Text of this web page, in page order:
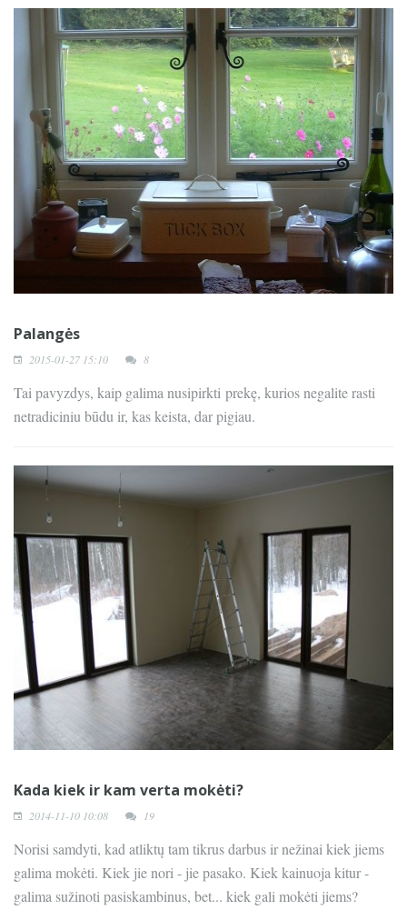
Palangės
2015-01-27 15:10 8
Tai pavyzdys, kaip galima nusipirkti prekę, kurios negalite rasti
netradiciniu būdu ir, kas keista, dar pigiau.
Kada kiek ir kam verta mokėti?
2014-11-10 10:08 19
Norisi samdyti, kad atliktų tam tikrus darbus ir nežinai kiek jiems
galima mokėti. Kiek jie nori - jie pasako. Kiek kainuoja kitur -
galima sužinoti pasiskambinus, bet... kiek gali mokėti jiems?